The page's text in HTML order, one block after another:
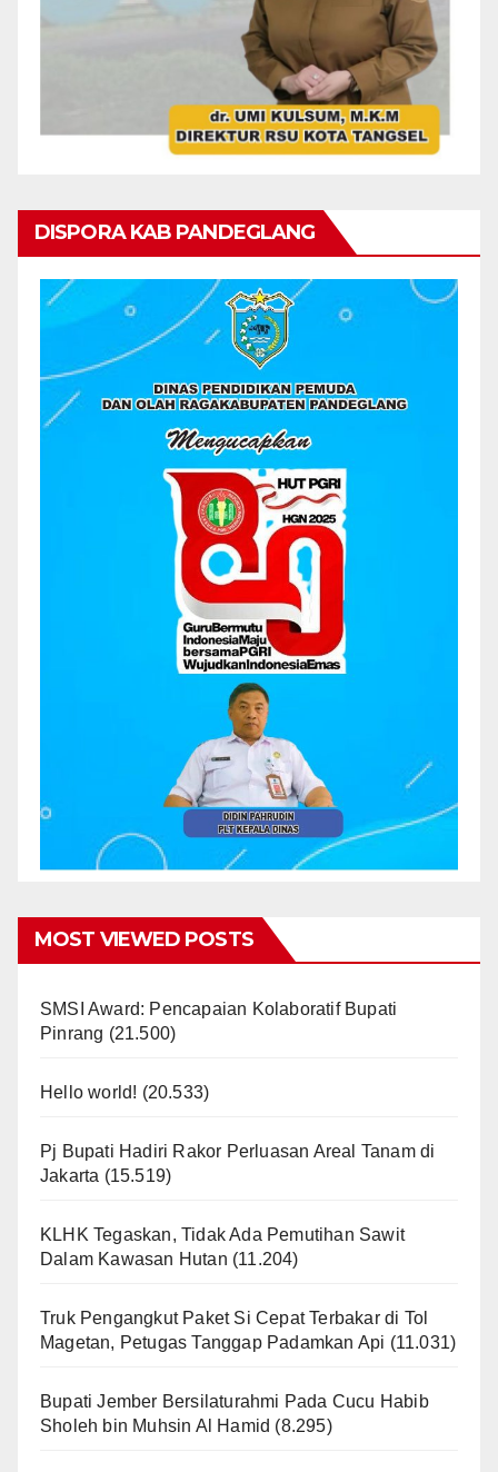
DISPORA KAB PANDEGLANG
MOST VIEWED POSTS
SMSI Award: Pencapaian Kolaboratif Bupati
Pinrang (21.500)
Hello world! (20.533)
Pj Bupati Hadiri Rakor Perluasan Areal Tanam di
Jakarta (15.519)
KLHK Tegaskan, Tidak Ada Pemutihan Sawit
Dalam Kawasan Hutan (11.204)
Truk Pengangkut Paket Si Cepat Terbakar di Tol
Magetan, Petugas Tanggap Padamkan Api (11.031)
Bupati Jember Bersilaturahmi Pada Cucu Habib
Sholeh bin Muhsin Al Hamid (8.295)